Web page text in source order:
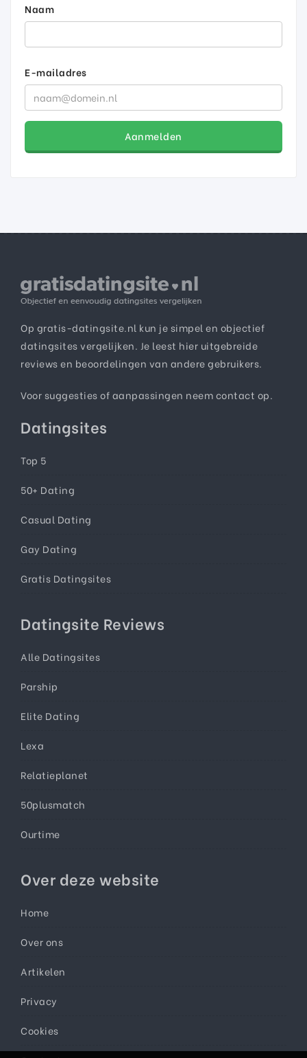
Naam
E-mailadres
Aanmelden
Op gratis-datingsite.nl kun je simpel en objectief
datingsites vergelijken. Je leest hier uitgebreide
reviews en beoordelingen van andere gebruikers.
Voor suggesties of aanpassingen neemcontact op.
Datingsites
Top 5
50+ Dating
Casual Dating
Gay Dating
Gratis Datingsites
Datingsite Reviews
Alle Datingsites
Parship
Elite Dating
Lexa
Relatieplanet
50plusmatch
Ourtime
Over deze website
Home
Over ons
Artikelen
Privacy
Cookies